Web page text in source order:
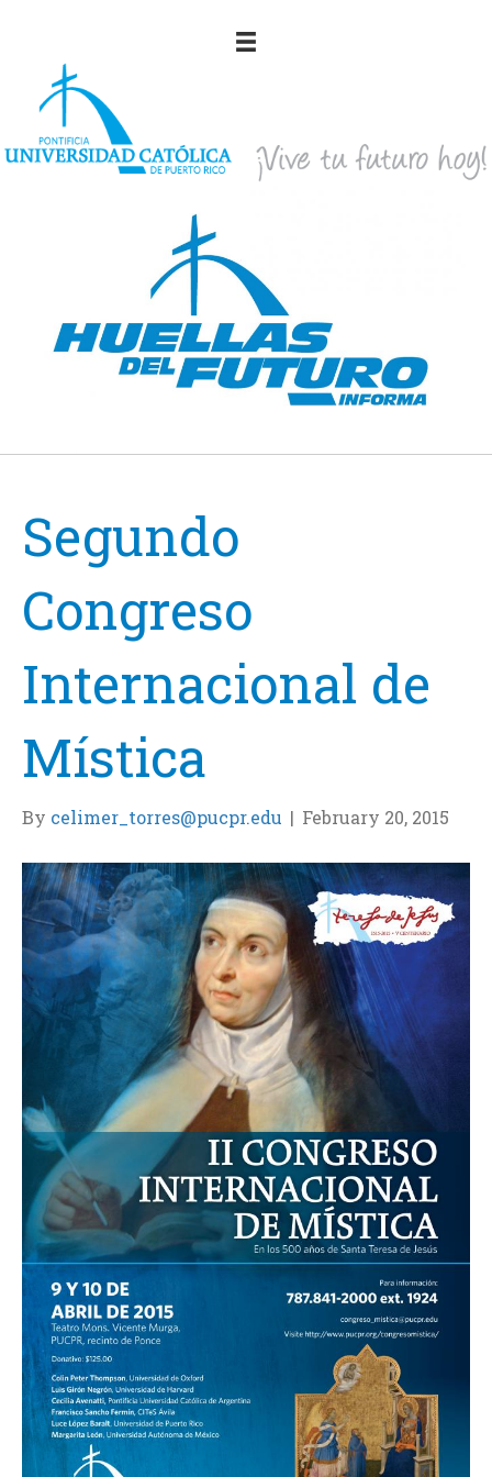
Segundo
Congreso
Internacional de
Mística
By celimer_torres@pucpr.edu | February 20, 2015